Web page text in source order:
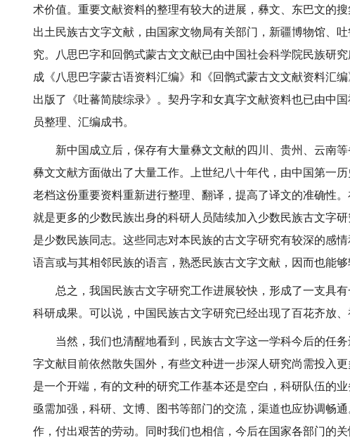
术价值。重要文献资料的整理有较大的进展，彝文、东巴文的
出土民族古文字文献，由国家文物局有关部门，新疆博物馆、
究。八思巴字和回鹘式蒙古文文献已由中国社会科学院民族研
成《八思巴字蒙古语资料汇编》和《回鹘式蒙古文文献资料汇
出版了《吐蕃简牍综录》。契丹字和女真字文献资料也已由中
员整理、汇编成书。
新中国成立后，保存有大量彝文文献的四川、贵州、云南等
彝文文献方面做出了大量工作。上世纪八十年代，由中国第一
老档这份重要资料重新进行整理、翻译，提高了译文的准确性
就是更多的少数民族出身的科研人员陆续加入少数民族古文字
是少数民族同志。这些同志对本民族的古文字研究有较深的感
语言或与其相邻民族的语言，熟悉民族古文字文献，因而也能够
总之，我国民族古文字研究工作进展较快，形成了一支具有
科研成果。可以说，中国民族古文字研究已经出现了百花齐放、
当然，我们也清醒地看到，民族古文字这一学科今后的任务
字文献目前依然散失国外，有些文种进一步深人研究尚需投入
是一个开端，有的文种的研究工作基本还是空白，科研队伍的
亟需加强，科研、文博、图书等部门的交流，渠道也应协调畅
作，付出艰苦的劳动。同时我们也相信，今后在国家各部门的